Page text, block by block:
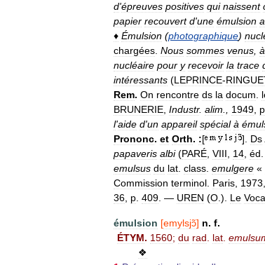
d'épreuves positives qui naissent
papier recouvert d'une émulsion
♦ Émulsion (photographique)
chargées Nous sommes venus à
nucléaire pour y recevoir la trace
intéressants (LEPRINCE-
Rem. On rencontre ds la docum
BRUNERIE Industr. alim 1949 p
l'aide d'un appareil spécial à
Prononc. et Orth. :[ ]. Ds
papaveris albi(PARÉ VIII 14 éd
emulsus du lat class emulgere «
Commission terminol Paris 1973
36 p 409 . — UREN (O .). Le
émulsion [emylsjɔ̃] n. f.
ÉTYM. 1560; du rad lat
❖